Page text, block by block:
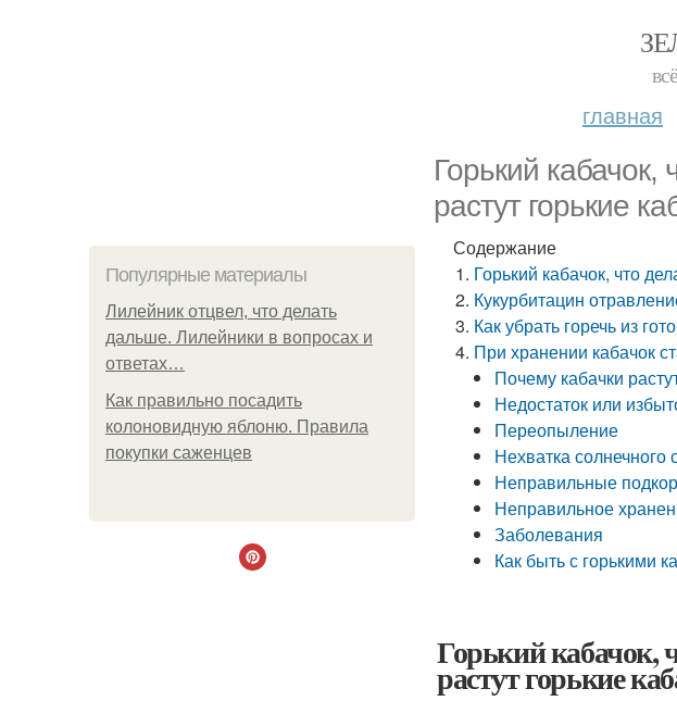
главная
Горький кабачок,
растут горькие
Популярные материалы
Лилейник отцвел, что делать
дальше. Лилейники в вопросах и
ответах…
Как правильно посадить
колоновидную яблоню. Правила
покупки саженцев
Содержание
Горький кабачок, что
Кукурбитацин
Как убрать горечь из
При хранении кабачок
Почему кабачки
Недостаток или
Переопыление
Нехватка солнечного
Неправильные
Неправильное
Заболевания
Как быть с горькими
Горький кабачок,
растут горькие